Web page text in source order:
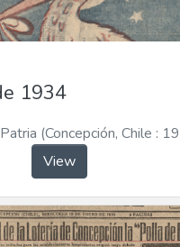
1934
(Concepción, Chile :
View